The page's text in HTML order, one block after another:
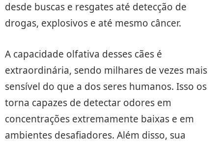
desde buscas e resgates até detecção de
drogas, explosivos e até mesmo câncer.
A capacidade olfativa desses cães é
extraordinária, sendo milhares de vezes mais
sensível do que a dos seres humanos. Isso os
torna capazes de detectar odores em
concentrações extremamente baixas e em
ambientes desafiadores. Além disso, sua